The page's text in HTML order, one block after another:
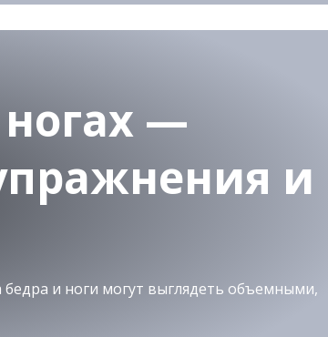
—
и
и ноги могут выглядеть объемными,